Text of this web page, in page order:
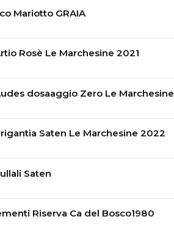
Mariotto GRAIA
Rosè Le Marchesine 2021
dosaaggio Zero Le Marchesine
Saten Le Marchesine 2022
Saten
Riserva Ca del Bosco1980